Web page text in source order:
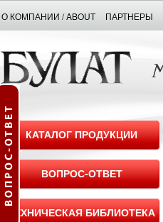
О КОМПАНИИ / ABOUT ПАРТНЕРЫ
КАТАЛОГ ПРОДУКЦИИ
ВОПРОС-ОТВЕТ
ТЕХНИЧЕСКАЯ БИБЛИОТЕКА